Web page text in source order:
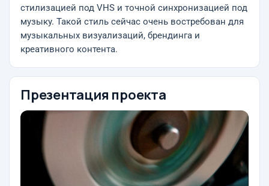
стилизацией под VHS и точной синхронизацией под
музыку. Такой стиль сейчас очень востребован для
музыкальных визуализаций, брендинга и
креативного контента.
Презентация проекта